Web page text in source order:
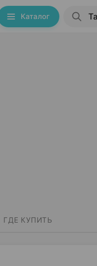
Каталог
ГДЕ КУПИТЬ